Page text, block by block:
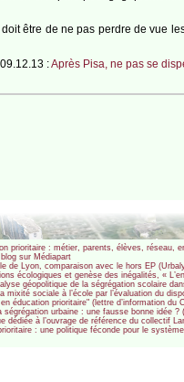
être de ne pas perdre de vue
:Après Pisa, ne pas se
prioritaire : métier, parents, élèves, réseau,
sur Médiapart
de Lyon, comparaison avec le hors EP
écologiques et genèse des inégalités, «
géopolitique de la ségrégation scolaire
mixité sociale à l’école par l’évaluation du
éducation prioritaire" (lettre d’information du
ségrégation urbaine : une fausse bonne idée
dédiée à l’ouvrage de référence du collectif
: une politique féconde pour le